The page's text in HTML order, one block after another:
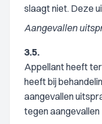
slaagt niet. Deze
Aangevallen
3.5.
Appellant heeft
heeft bij
aangevallen
tegen aangevallen